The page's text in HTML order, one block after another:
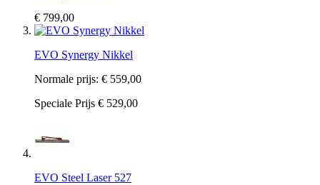
€ 799,00
EVO Synergy Nikkel
Normale prijs: € 559,00
Speciale Prijs € 529,00
EVO Steel Laser 527